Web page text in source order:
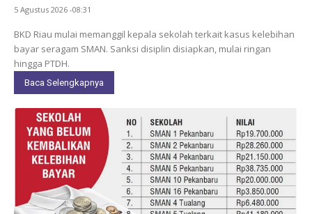
5 Agustus 2026 -08:31
BKD Riau mulai memanggil kepala sekolah terkait kasus kelebihan
bayar seragam SMAN. Sanksi disiplin disiapkan, mulai ringan
hingga PTDH.
Baca Selengkapnya